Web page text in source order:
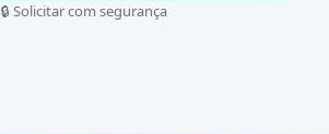
🔒 Solicitar com segurança